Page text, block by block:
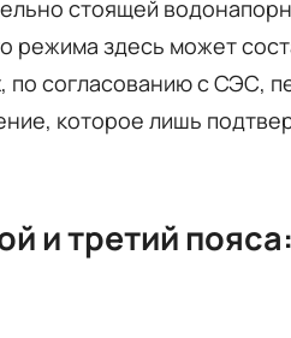
стоящей
режима здесь может
по согласованию с СЭС,
которое лишь
и третий